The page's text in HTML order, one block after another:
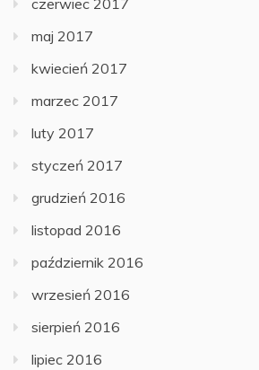
czerwiec 2017
maj 2017
kwiecień 2017
marzec 2017
luty 2017
styczeń 2017
grudzień 2016
listopad 2016
październik 2016
wrzesień 2016
sierpień 2016
lipiec 2016